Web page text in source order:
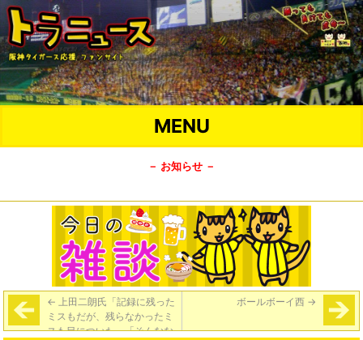
MENU
－ お知らせ －
← 上田二朗氏「記録に残った
ミスもだが、残らなかったミ
スも目についた」「そんなな
ボールボーイ西 →